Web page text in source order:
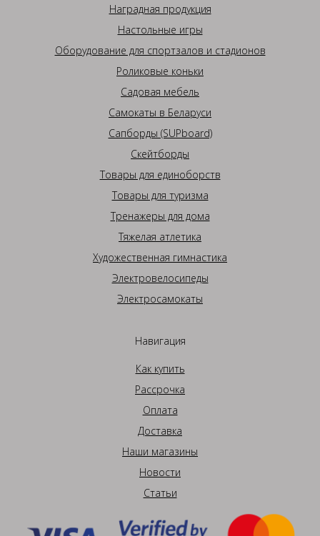
Наградная продукция
Настольные игры
Оборудование для спортзалов и стадионов
Роликовые коньки
Садовая мебель
Самокаты в Беларуси
Сапборды (SUPboard)
Скейтборды
Товары для единоборств
Товары для туризма
Тренажеры для дома
Тяжелая атлетика
Художественная гимнастика
Электровелосипеды
Электросамокаты
Навигация
Как купить
Рассрочка
Оплата
Доставка
Наши магазины
Новости
Статьи